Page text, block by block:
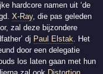
hardcore namen uit ‘de
X-Ray, die pas geleden
zal deze bijzondere
dj Paul Elstak. Het
door een delegatie
los laten gaan met hun